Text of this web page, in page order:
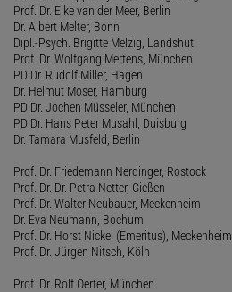
Prof. Dr. Elke van der Meer, Berlin
Dr. Albert Melter, Bonn
Dipl.-Psych. Brigitte Melzig, Landshut
Prof. Dr. Wolfgang Mertens, München
PD Dr. Rudolf Miller, Hagen
Dr. Helmut Moser, Hamburg
PD Dr. Jochen Müsseler, München
PD Dr. Hans Peter Musahl, Duisburg
Dr. Tamara Musfeld, Berlin
Prof. Dr. Friedemann Nerdinger, Rostock
Prof. Dr. Dr. Petra Netter, Gießen
Prof. Dr. Walter Neubauer, Meckenheim
Dr. Eva Neumann, Bochum
Prof. Dr. Horst Nickel (Emeritus), Meckenheim
Prof. Dr. Jürgen Nitsch, Köln
Prof. Dr. Rolf Oerter, München